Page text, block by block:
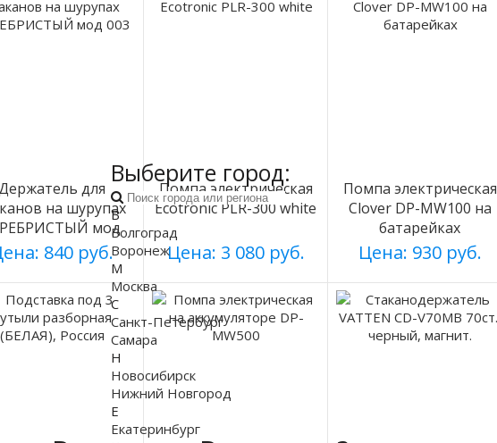
для
на шурупах
мод
003
840 руб.
Помпа электрическая
Ecotronic PLR-300 white
Цена: 3 080 руб.
Помпа электрическая
Clover DP-MW100 на
батарейках
Цена: 930 руб.
Выберите город:
В
Волгоград
Воронеж
М
Москва
С
Санкт-Петербург
Самара
Н
Новосибирск
Нижний Новгород
Е
Екатеринбург